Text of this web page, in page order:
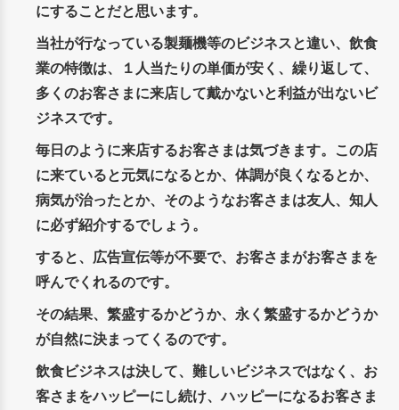
にすることだと思います。
当社が行なっている製麺機等のビジネスと違い、飲食
業の特徴は、１人当たりの単価が安く、繰り返して、
多くのお客さまに来店して戴かないと利益が出ないビ
ジネスです。
毎日のように来店するお客さまは気づきます。この店
に来ていると元気になるとか、体調が良くなるとか、
病気が治ったとか、そのようなお客さまは友人、知人
に必ず紹介するでしょう。
すると、広告宣伝等が不要で、お客さまがお客さまを
呼んでくれるのです。
その結果、繁盛するかどうか、永く繁盛するかどうか
が自然に決まってくるのです。
飲食ビジネスは決して、難しいビジネスではなく、お
客さまをハッピーにし続け、ハッピーになるお客さま